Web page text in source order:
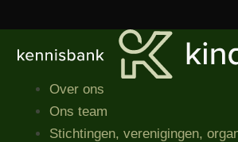
Over ons
Ons team
Stichtingen, verenigingen,